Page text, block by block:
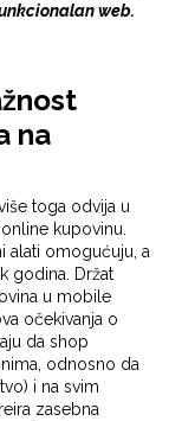
web.
na
toga odvija u
kupovinu.
alati omogućuju, a
godina. Držat
u mobile
očekivanja o
da shop
odnosno da
i na svim
zasebna